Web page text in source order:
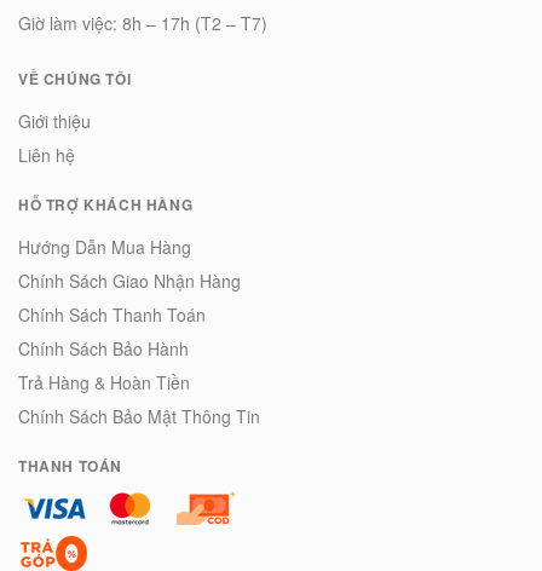
Giờ làm việc: 8h – 17h (T2 – T7)
VỀ CHÚNG TÔI
Giới thiệu
Liên hệ
HỖ TRỢ KHÁCH HÀNG
Hướng Dẫn Mua Hàng
Chính Sách Giao Nhận Hàng
Chính Sách Thanh Toán
Chính Sách Bảo Hành
Trả Hàng & Hoàn Tiền
Chính Sách Bảo Mật Thông Tin
THANH TOÁN